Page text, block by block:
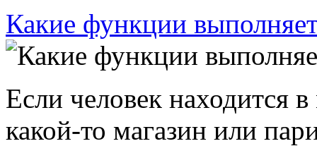
Какие функции
Если человек находится
какой-то магазин или